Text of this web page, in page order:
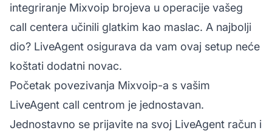
integriranje Mixvoip brojeva u operacije vašeg
call centera učinili glatkim kao maslac. A najbolji
dio? LiveAgent osigurava da vam ovaj setup neće
koštati dodatni novac.
Početak povezivanja Mixvoip-a s vašim
LiveAgent call centrom je jednostavan.
Jednostavno se prijavite na svoj LiveAgent račun i